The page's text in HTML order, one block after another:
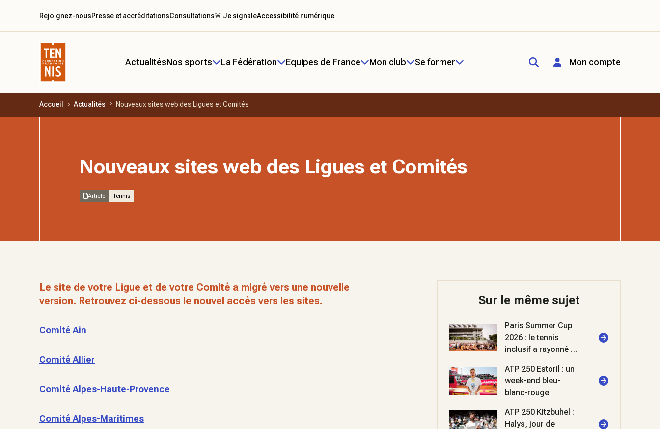
Aller au contenu principal
ActualitésNos sports La Fédération Equipes de France Mon club Se former Mon compte
Rejoignez-nousPresse et accréditationsConsultations🚨 Je signaleAccessibilité numérique
Accueil Actualités Nouveaux sites web des Ligues et Comités
Nouveaux sites web des Ligues et Comités
Article Tennis
Le site de votre Ligue et de votre Comité a migré vers une nouvelle
version. Retrouvez ci-dessous le nouvel accès vers les sites.
Comité Ain
Comité Allier
Comité Alpes-Haute-Provence
Comité Alpes-Maritimes
Sur le même sujet
Paris Summer Cup
2026 : le tennis
inclusif a rayonné à
ATP 250 Estoril : un
week-end bleu-
blanc-rouge
ATP 250 Kitzbuhel :
Halys, jour de